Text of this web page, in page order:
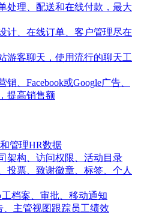
处理、配送和在线付款，最大
计、在线订单、客户管理尽在
游客聊天，使用流行的聊天工
、Facebook或Google广告、
提高销售额
管理HR数据
架构、访问权限、活动目录
投票、致谢徽章、标签、个人
档案、审批、移动通知
主管视图跟踪员工绩效